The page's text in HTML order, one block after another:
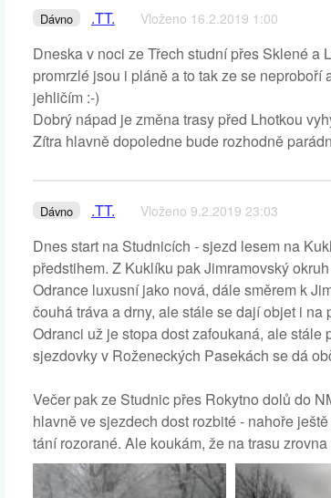
Dávno .TT. Vloženo 16.2.2019 1:00
Dneska v noci ze Třech studní přes Sklené a
promrzlé jsou i pláně a to tak ze se
jehličím :-)
Dobrý nápad je změna trasy před Lhotkou
Zítra hlavně dopoledne bude rozhodně
Dávno .TT. Vloženo 9.2.2019 23:03
Dnes start na Studnicích - sjezd lesem na
předstihem. Z Kuklíku pak Jimramovský
Odrance luxusní jako nová, dále směrem k
čouhá tráva a drny, ale stále se dají objet i
Odranci už je stopa dost zafoukaná, ale
sjezdovky v Roženeckých Pasekách se dá
Večer pak ze Studnic přes Rokytno dolů do
hlavně ve sjezdech dost rozbité - nahoře
tání rozorané. Ale koukám, že na trasu